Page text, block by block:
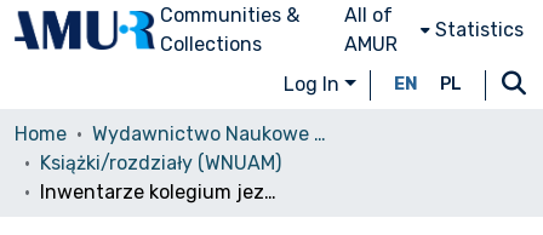
Communities &
Collections
All of
AMUR
Statistics
Log In EN PL
Home
Wydawnictwo Naukowe UAM
Książki/rozdziały (WNUAM)
Inwentarze kolegium jezuitów w Mińsku oraz jego majątków ziemskich z przełomu roku 1773 i 1774